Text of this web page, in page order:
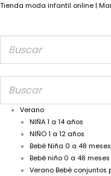
Tienda moda infantil online |
Verano
NIÑA 1 a 14 años
NIÑO 1 a 12 años
Bebé Niña 0 a 48 meses
Bebé niño 0 a 48 meses
Verano Bebé conjuntos